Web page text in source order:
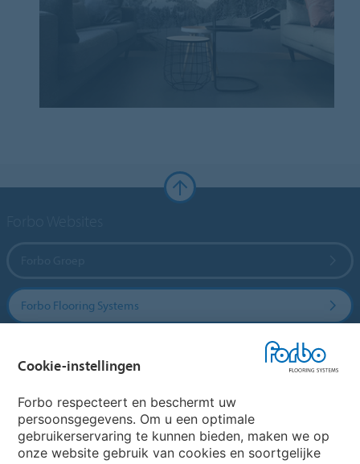
Forbo Flooring Systems
Website
Cookie-instellingen
Forbo respecteert en beschermt uw
persoonsgegevens. Om u een optimale
gebruikerservaring te kunnen bieden, maken we op
onze website gebruik van cookies en soortgelijke